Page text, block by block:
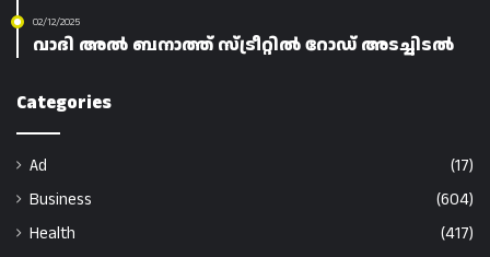
02/12/2025
വാദി അൽ ബനാത്ത് സ്ട്രീറ്റിൽ റോഡ് അടച്ചിടൽ
Categories
Ad
(17)
Business
(604)
Health
(417)